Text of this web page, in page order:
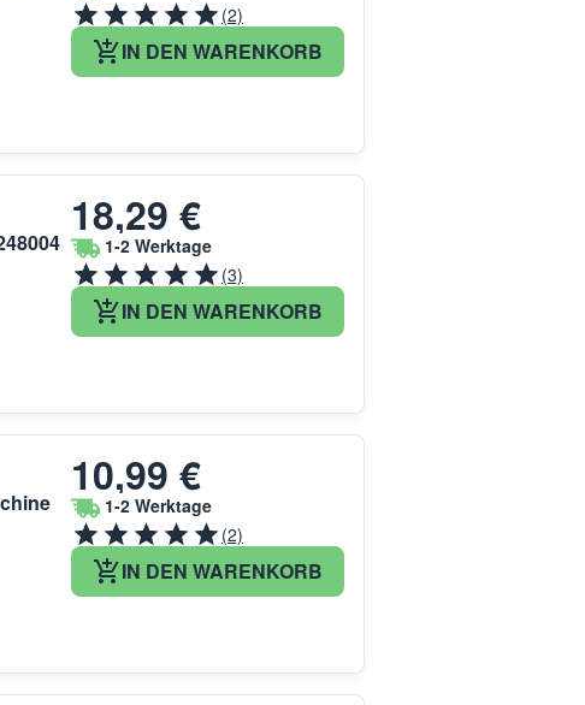
(2)
IN DEN WARENKORB
18,29 €
1-2 Werktage
(3)
IN DEN WARENKORB
10,99 €
1-2 Werktage
(2)
IN DEN WARENKORB